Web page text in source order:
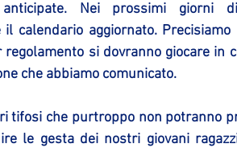
anticipate. Nei prossimi giorni
il calendario aggiornato.
si dovranno giocare in
che abbiamo comunicato.
tifosi che purtroppo non potranno
le gesta dei nostri giovani